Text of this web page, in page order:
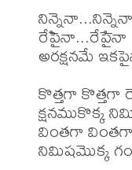
నిన్నైనా...నిన్నైనా
రేపైనా...రేపైనా
అరక్షనమే
కొత్తగా కొత్తగా
క్షనముకొక్క
వింతగా వింతగా
నిమిషమొక్క